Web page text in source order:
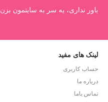
باور نداری، یه سر به سایتمون بزن
لینک های مفید
حساب کاربری
درباره ما
تماس باما